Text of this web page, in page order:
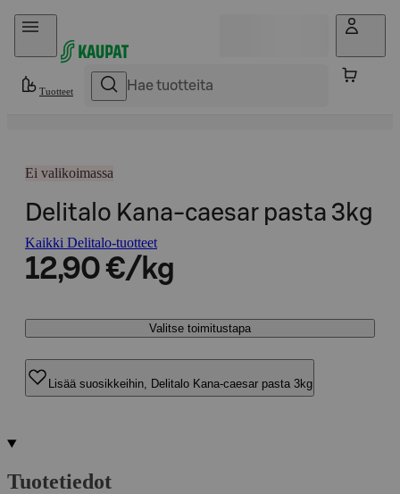
Hyppää sisältöön
Tuotteet
Ei valikoimassa
Delitalo Kana-caesar pasta 3kg
Kaikki Delitalo-tuotteet
12,90 €/kg
Valitse toimitustapa
Lisää suosikkeihin, Delitalo Kana-caesar pasta 3kg
Tuotetiedot